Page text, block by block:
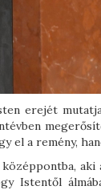
erejét
el a remény,
Istentől